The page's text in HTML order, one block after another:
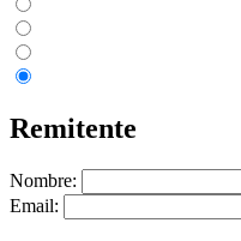
Remitente
Nombre:
Email: